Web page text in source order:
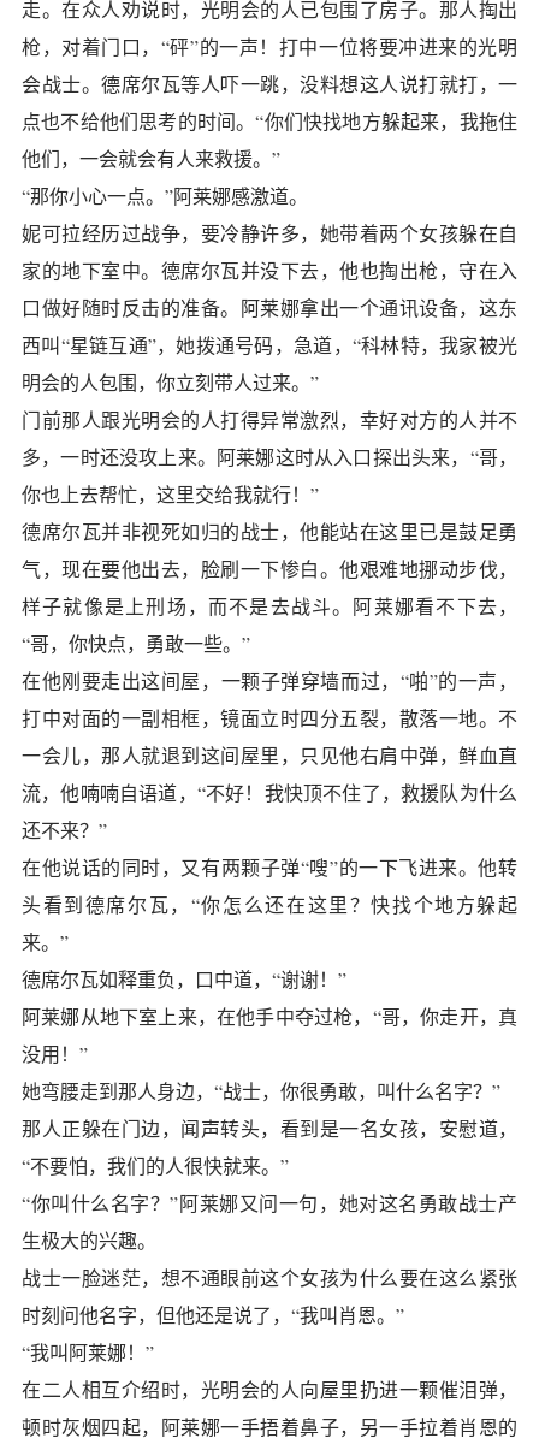
走。在众人劝说时，光明会的人已包围了房子。那人掏出
枪，对着门口，“砰”的一声！打中一位将要冲进来的光明
会战士。德席尔瓦等人吓一跳，没料想这人说打就打，一
点也不给他们思考的时间。“你们快找地方躲起来，我拖住
他们，一会就会有人来救援。”
“那你小心一点。”阿莱娜感激道。
妮可拉经历过战争，要冷静许多，她带着两个女孩躲在自
家的地下室中。德席尔瓦并没下去，他也掏出枪，守在入
口做好随时反击的准备。阿莱娜拿出一个通讯设备，这东
西叫“星链互通”，她拨通号码，急道，“科林特，我家被光
明会的人包围，你立刻带人过来。”
门前那人跟光明会的人打得异常激烈，幸好对方的人并不
多，一时还没攻上来。阿莱娜这时从入口探出头来，“哥，
你也上去帮忙，这里交给我就行！”
德席尔瓦并非视死如归的战士，他能站在这里已是鼓足勇
气，现在要他出去，脸刷一下惨白。他艰难地挪动步伐，
样子就像是上刑场，而不是去战斗。阿莱娜看不下去，
“哥，你快点，勇敢一些。”
在他刚要走出这间屋，一颗子弹穿墙而过，“啪”的一声，
打中对面的一副相框，镜面立时四分五裂，散落一地。不
一会儿，那人就退到这间屋里，只见他右肩中弹，鲜血直
流，他喃喃自语道，“不好！我快顶不住了，救援队为什么
还不来？”
在他说话的同时，又有两颗子弹“嗖”的一下飞进来。他转
头看到德席尔瓦，“你怎么还在这里？快找个地方躲起
来。”
德席尔瓦如释重负，口中道，“谢谢！”
阿莱娜从地下室上来，在他手中夺过枪，“哥，你走开，真
没用！”
她弯腰走到那人身边，“战士，你很勇敢，叫什么名字？”
那人正躲在门边，闻声转头，看到是一名女孩，安慰道，
“不要怕，我们的人很快就来。”
“你叫什么名字？”阿莱娜又问一句，她对这名勇敢战士产
生极大的兴趣。
战士一脸迷茫，想不通眼前这个女孩为什么要在这么紧张
时刻问他名字，但他还是说了，“我叫肖恩。”
“我叫阿莱娜！”
在二人相互介绍时，光明会的人向屋里扔进一颗催泪弹，
顿时灰烟四起，阿莱娜一手捂着鼻子，另一手拉着肖恩的